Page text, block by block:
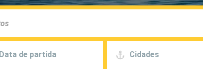
Data de partida Cidades